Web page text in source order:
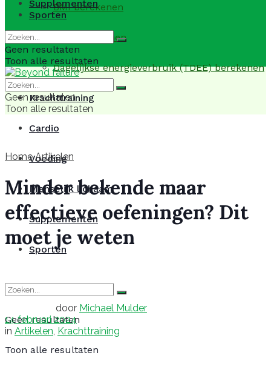
BMI berekenen
BMR berekenen
Dagelijkse energieverbruik (TDEE) berekenen
Krachttraining
Cardio
Voeding
Menselijk lichaam
Supplementen
Sporten
Geen resultaten
Toon alle resultaten
Supplementen
Sporten
Geen resultaten
Toon alle resultaten
Geen resultaten
Toon alle resultaten
Home Artikelen
Minder bekende maar
effectieve oefeningen? Dit
moet je weten
door Michael Mulder
14 februari 2024
in Artikelen, Krachttraining